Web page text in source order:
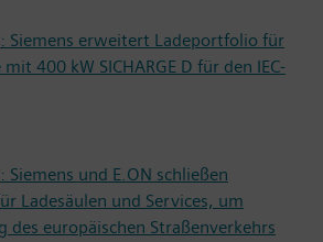
Siemens erweitert Ladeportfolio für
400 kW SICHARGE D für den IEC-
und E.ON schließen
Ladesäulen und Services, um
des europäischen Straßenverkehrs